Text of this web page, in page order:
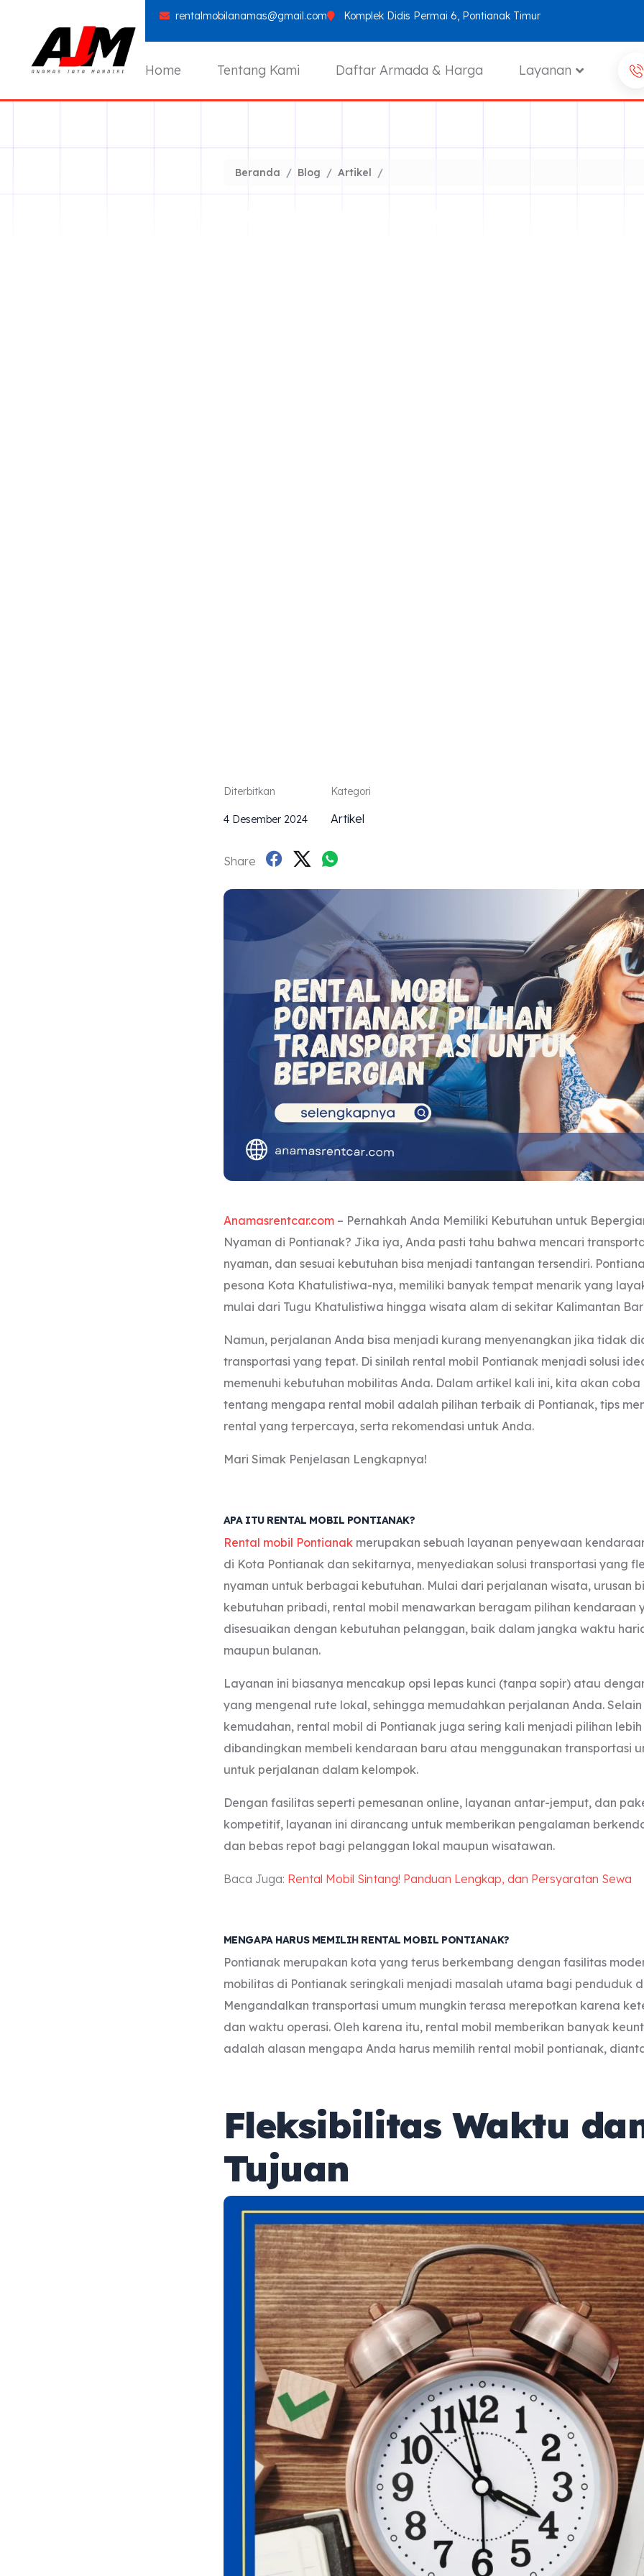
rentalmobilanamas@gmail.com Komplek Didis Permai 6, Pontianak Timur
Home Tentang Kami Daftar Armada & Harga Layanan
Beranda Blog Artikel
Diterbitkan
4 Desember 2024
Kategori
Artikel
Share
Anamasrentcar.com– Pernahkah Anda Memiliki Kebutuhan untuk
Nyaman di Pontianak? Jika iya, Anda pasti tahu bahwa mencari
nyaman, dan sesuai kebutuhan bisa menjadi tantangan tersendiri.
pesona Kota Khatulistiwa-nya, memiliki banyak tempat menarik yang
mulai dari Tugu Khatulistiwa hingga wisata alam di sekitar Kalimantan
Namun, perjalanan Anda bisa menjadi kurang menyenangkan jika tidak
transportasi yang tepat. Di sinilah rental mobil Pontianak menjadi solusi
memenuhi kebutuhan mobilitas Anda. Dalam artikel kali ini, kita akan coba
tentang mengapa rental mobil adalah pilihan terbaik di Pontianak, tips
rental yang terpercaya, serta rekomendasi untuk Anda.
Mari Simak Penjelasan Lengkapnya!
APA ITU RENTAL MOBIL PONTIANAK?
Rental mobil Pontianakmerupakan sebuah layanan penyewaan
di Kota Pontianak dan sekitarnya, menyediakan solusi transportasi yang
nyaman untuk berbagai kebutuhan. Mulai dari perjalanan wisata, urusan
kebutuhan pribadi, rental mobil menawarkan beragam pilihan kendaraan
disesuaikan dengan kebutuhan pelanggan, baik dalam jangka waktu
maupun bulanan.
Layanan ini biasanya mencakup opsi lepas kunci (tanpa sopir) atau
yang mengenal rute lokal, sehingga memudahkan perjalanan Anda.
kemudahan, rental mobil di Pontianak juga sering kali menjadi pilihan lebih
dibandingkan membeli kendaraan baru atau menggunakan transportasi
untuk perjalanan dalam kelompok.
Dengan fasilitas seperti pemesanan online, layanan antar-jemput, dan
kompetitif, layanan ini dirancang untuk memberikan pengalaman
dan bebas repot bagi pelanggan lokal maupun wisatawan.
Baca Juga: Rental Mobil Sintang! Panduan Lengkap, dan Persyaratan Sewa
MENGAPA HARUS MEMILIH RENTAL MOBIL PONTIANAK?
Pontianak merupakan kota yang terus berkembang dengan fasilitas
mobilitas di Pontianak seringkali menjadi masalah utama bagi penduduk
Mengandalkan transportasi umum mungkin terasa merepotkan karena
dan waktu operasi. Oleh karena itu, rental mobil memberikan banyak
adalah alasan mengapa Anda harus memilih rental mobil pontianak,
Fleksibilitas Waktu
Tujuan